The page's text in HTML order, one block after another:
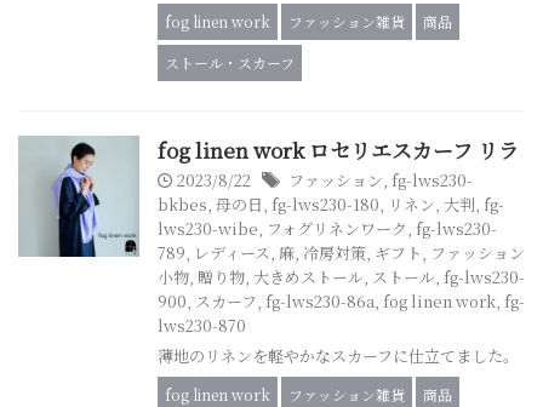
fog linen work ファッション雑貨
商品
ストール・スカーフ
fog linen work ロセリエスカーフ リラ
2023/8/22 ファッション, fg-lws230-
bkbes, 母の日, fg-lws230-180, リネン, 大判, fg-
lws230-wibe, フォグリネンワーク, fg-lws230-
789, レディース, 麻, 冷房対策, ギフト, ファッション
小物, 贈り物, 大きめストール, ストール, fg-lws230-
900, スカーフ, fg-lws230-86a, fog linen work, fg-
lws230-870
薄地のリネンを軽やかなスカーフに仕立てました。
fog linen work ファッション雑貨
商品